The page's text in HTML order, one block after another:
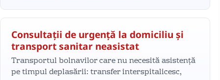
Consultații de urgență la domiciliu și
transport sanitar neasistat
Transportul bolnavilor care nu necesită asistență
pe timpul deplasării: transfer interspitalicesc,